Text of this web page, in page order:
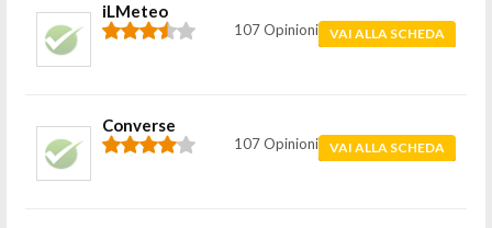
iLMeteo
107 Opinioni VAI ALLA SCHEDA
Converse
107 Opinioni VAI ALLA SCHEDA